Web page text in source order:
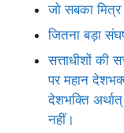
जो सबका मित्र
जितना बड़ा
सत्ताधीशों की
पर महान
देशभक्ति
नहीं।